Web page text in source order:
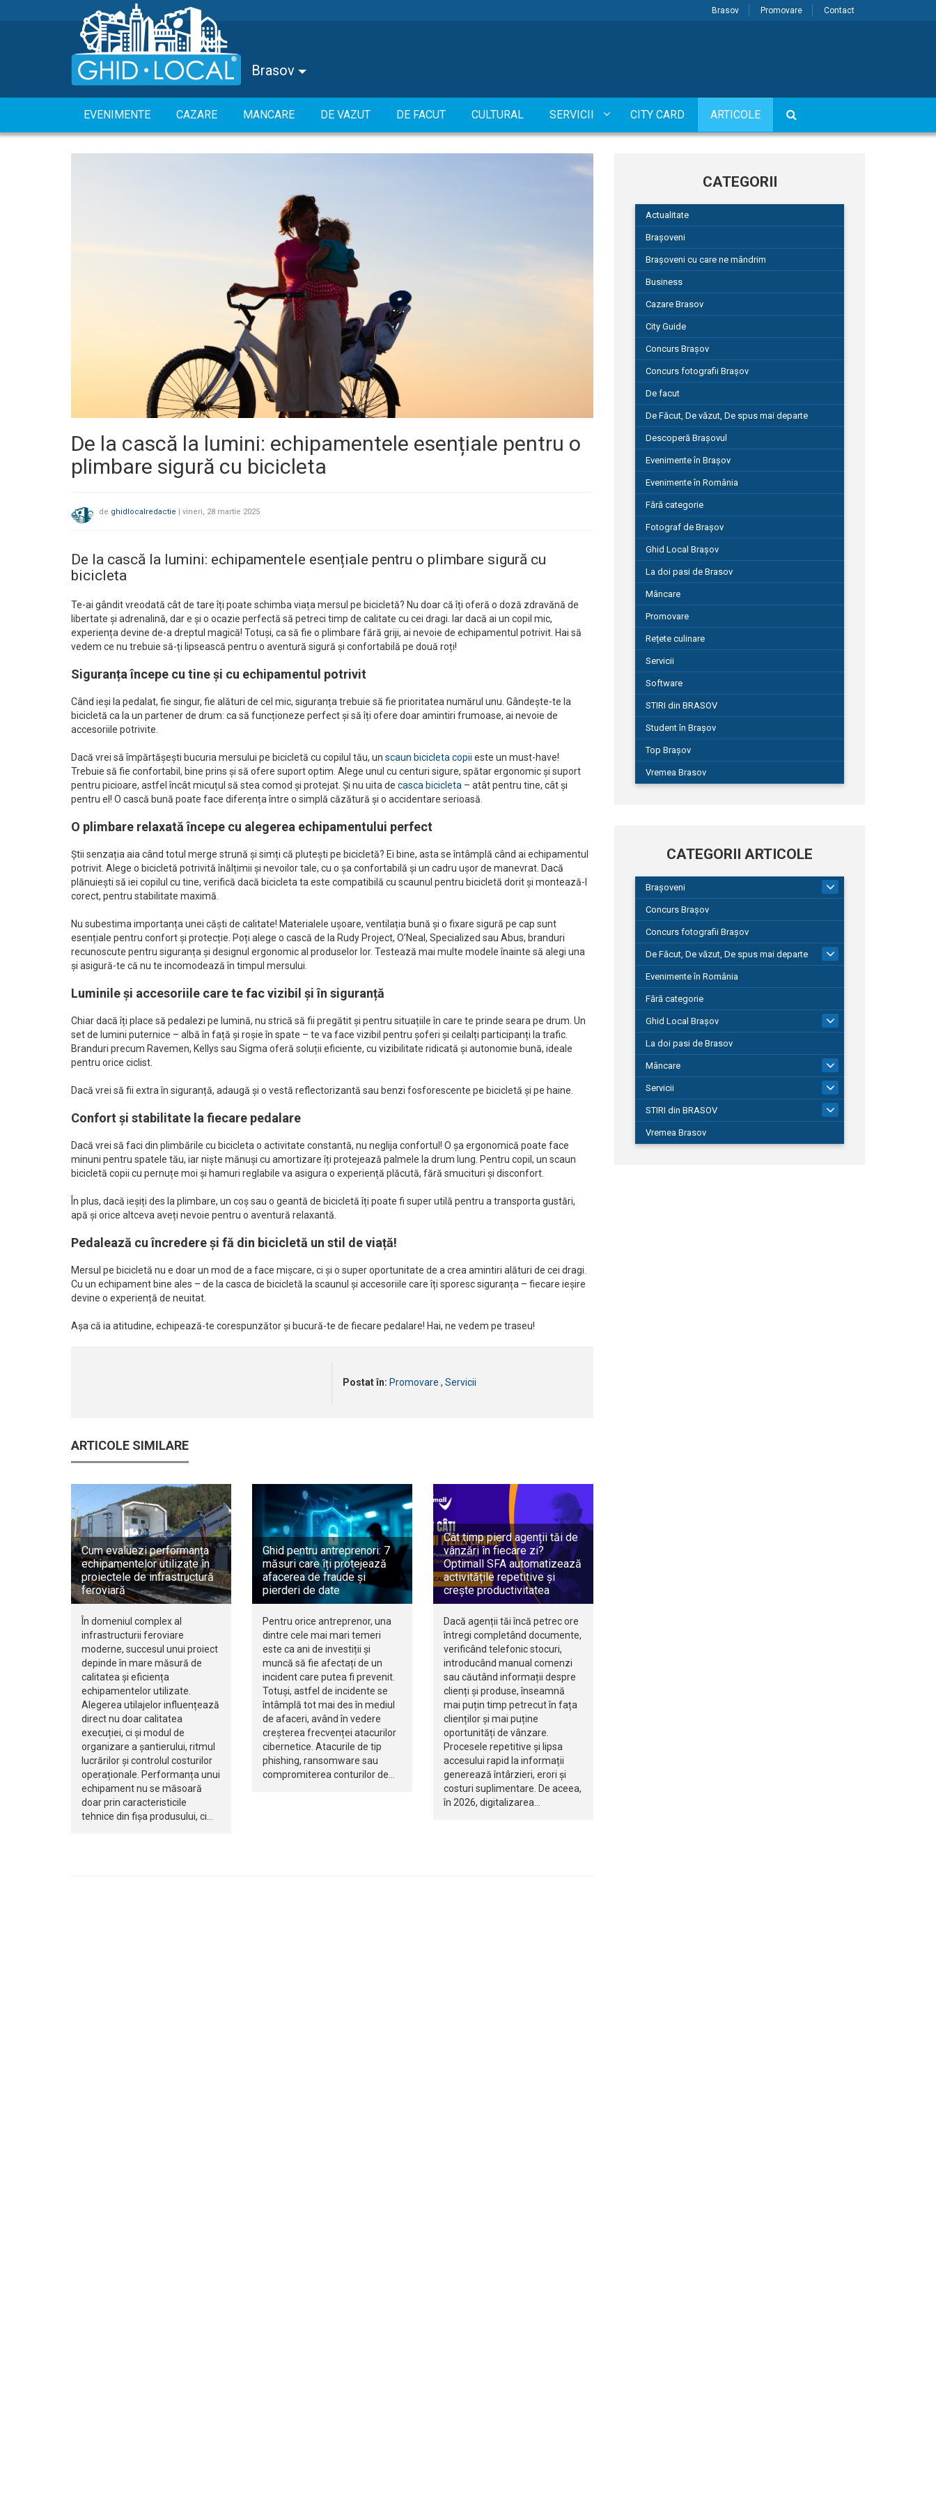
Brasov Promovare Contact
Brasov
EVENIMENTE CAZARE MANCARE DE VAZUT DE FACUT CULTURAL SERVICII CITY CARD ARTICOLE
De la cască la lumini: echipamentele esențiale pentru o
plimbare sigură cu bicicleta
de ghidlocalredactie | vineri, 28 martie 2025
De la cască la lumini: echipamentele esențiale pentru o plimbare sigură cu
bicicleta
Te-ai gândit vreodată cât de tare îți poate schimba viața mersul pe bicicletă? Nu doar că îți oferă o doză zdravănă de
libertate și adrenalină, dar e și o ocazie perfectă să petreci timp de calitate cu cei dragi. Iar dacă ai un copil mic,
experiența devine de-a dreptul magică! Totuși, ca să fie o plimbare fără griji, ai nevoie de echipamentul potrivit. Hai să
vedem ce nu trebuie să-ți lipsească pentru o aventură sigură și confortabilă pe două roți!
Siguranța începe cu tine și cu echipamentul potrivit
Când ieși la pedalat, fie singur, fie alături de cel mic, siguranța trebuie să fie prioritatea numărul unu. Gândește-te la
bicicletă ca la un partener de drum: ca să funcționeze perfect și să îți ofere doar amintiri frumoase, ai nevoie de
accesoriile potrivite.
Dacă vrei să împărtășești bucuria mersului pe bicicletă cu copilul tău, un scaun bicicleta copii este un must-have!
Trebuie să fie confortabil, bine prins și să ofere suport optim. Alege unul cu centuri sigure, spătar ergonomic și suport
pentru picioare, astfel încât micuțul să stea comod și protejat. Și nu uita de casca bicicleta – atât pentru tine, cât și
pentru el! O cască bună poate face diferența între o simplă căzătură și o accidentare serioasă.
O plimbare relaxată începe cu alegerea echipamentului perfect
Știi senzația aia când totul merge strună și simți că plutești pe bicicletă? Ei bine, asta se întâmplă când ai echipamentul
potrivit. Alege o bicicletă potrivită înălțimii și nevoilor tale, cu o șa confortabilă și un cadru ușor de manevrat. Dacă
plănuiești să iei copilul cu tine, verifică dacă bicicleta ta este compatibilă cu scaunul pentru bicicletă dorit și montează-l
corect, pentru stabilitate maximă.
Nu subestima importanța unei căști de calitate! Materialele ușoare, ventilația bună și o fixare sigură pe cap sunt
esențiale pentru confort și protecție. Poți alege o cască de la Rudy Project, O’Neal, Specialized sau Abus, branduri
recunoscute pentru siguranța și designul ergonomic al produselor lor. Testează mai multe modele înainte să alegi una
și asigură-te că nu te incomodează în timpul mersului.
Luminile și accesoriile care te fac vizibil și în siguranță
Chiar dacă îți place să pedalezi pe lumină, nu strică să fii pregătit și pentru situațiile în care te prinde seara pe drum. Un
set de lumini puternice – albă în față și roșie în spate – te va face vizibil pentru șoferi și ceilalți participanți la trafic.
Branduri precum Ravemen, Kellys sau Sigma oferă soluții eficiente, cu vizibilitate ridicată și autonomie bună, ideale
pentru orice ciclist.
Dacă vrei să fii extra în siguranță, adaugă și o vestă reflectorizantă sau benzi fosforescente pe bicicletă și pe haine.
Confort și stabilitate la fiecare pedalare
Dacă vrei să faci din plimbările cu bicicleta o activitate constantă, nu neglija confortul! O șa ergonomică poate face
minuni pentru spatele tău, iar niște mănuși cu amortizare îți protejează palmele la drum lung. Pentru copil, un scaun
bicicletă copii cu pernuțe moi și hamuri reglabile va asigura o experiență plăcută, fără smucituri și disconfort.
În plus, dacă ieșiți des la plimbare, un coș sau o geantă de bicicletă îți poate fi super utilă pentru a transporta gustări,
apă și orice altceva aveți nevoie pentru o aventură relaxantă.
Pedalează cu încredere și fă din bicicletă un stil de viață!
Mersul pe bicicletă nu e doar un mod de a face mișcare, ci și o super oportunitate de a crea amintiri alături de cei dragi.
Cu un echipament bine ales – de la casca de bicicletă la scaunul și accesoriile care îți sporesc siguranța – fiecare ieșire
devine o experiență de neuitat.
Așa că ia atitudine, echipează-te corespunzător și bucură-te de fiecare pedalare! Hai, ne vedem pe traseu!
Postat în: Promovare , Servicii
ARTICOLE SIMILARE
Cum evaluezi performanța
echipamentelor utilizate în
proiectele de infrastructură
feroviară
În domeniul complex al
infrastructurii feroviare
moderne, succesul unui proiect
depinde în mare măsură de
calitatea și eficiența
echipamentelor utilizate.
Alegerea utilajelor influențează
direct nu doar calitatea
execuției, ci și modul de
organizare a șantierului, ritmul
lucrărilor și controlul costurilor
operaționale. Performanța unui
echipament nu se măsoară
doar prin caracteristicile
tehnice din fișa produsului, ci…
Ghid pentru antreprenori: 7
măsuri care îți protejează
afacerea de fraude și
pierderi de date
Pentru orice antreprenor, una
dintre cele mai mari temeri
este ca ani de investiții și
muncă să fie afectați de un
incident care putea fi prevenit.
Totuși, astfel de incidente se
întâmplă tot mai des în mediul
de afaceri, având în vedere
creșterea frecvenței atacurilor
cibernetice. Atacurile de tip
phishing, ransomware sau
compromiterea conturilor de…
Cât timp pierd agenții tăi de
vânzări în fiecare zi?
Optimall SFA automatizează
activitățile repetitive și
crește productivitatea
Dacă agenții tăi încă petrec ore
întregi completând documente,
verificând telefonic stocuri,
introducând manual comenzi
sau căutând informații despre
clienți și produse, înseamnă
mai puțin timp petrecut în fața
clienților și mai puține
oportunități de vânzare.
Procesele repetitive și lipsa
accesului rapid la informații
generează întârzieri, erori și
costuri suplimentare. De aceea,
în 2026, digitalizarea…
CATEGORII
Actualitate
Brașoveni
Brașoveni cu care ne mândrim
Business
Cazare Brasov
City Guide
Concurs Brașov
Concurs fotografii Brașov
De facut
De Făcut, De văzut, De spus mai departe
Descoperă Brașovul
Evenimente în Brașov
Evenimente în România
Fără categorie
Fotograf de Brașov
Ghid Local Brașov
La doi pasi de Brasov
Mâncare
Promovare
Rețete culinare
Servicii
Software
STIRI din BRASOV
Student în Brașov
Top Brașov
Vremea Brasov
CATEGORII ARTICOLE
Brașoveni
Concurs Brașov
Concurs fotografii Brașov
De Făcut, De văzut, De spus mai departe
149
Evenimente în România
Fără categorie
Ghid Local Brașov
La doi pasi de Brasov
Mâncare
Servicii
STIRI din BRASOV
194
Vremea Brasov